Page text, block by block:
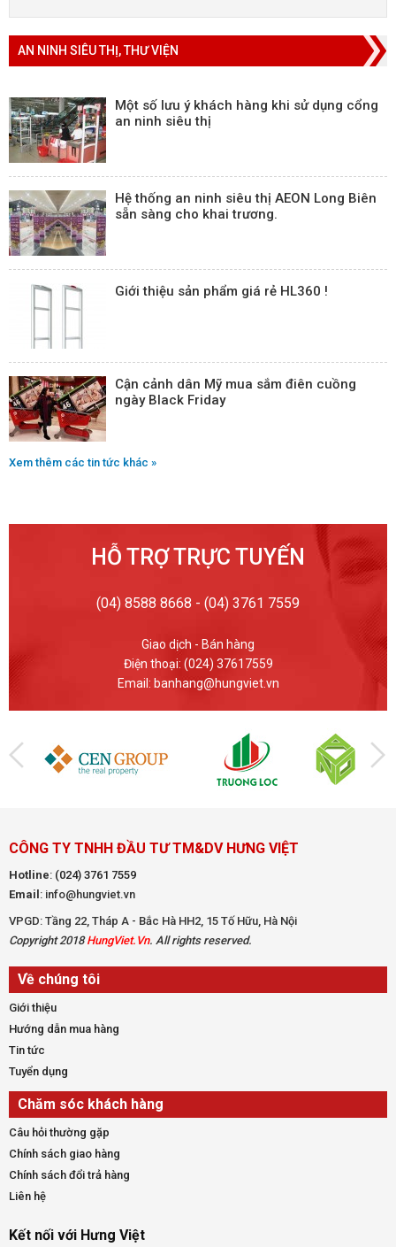
AN NINH SIÊU THỊ, THƯ VIỆN
Một số lưu ý khách hàng khi sử dụng cổng
an ninh siêu thị
Hệ thống an ninh siêu thị AEON Long Biên
sẵn sàng cho khai trương.
Giới thiệu sản phẩm giá rẻ HL360 !
Cận cảnh dân Mỹ mua sắm điên cuồng
ngày Black Friday
Xem thêm các tin tức khác »
HỖ TRỢ TRỰC TUYẾN
(04) 8588 8668 - (04) 3761 7559
Giao dịch - Bán hàng
Điện thoại: (024) 37617559
Email: banhang@hungviet.vn
CÔNG TY TNHH ĐẦU TƯ TM&DV HƯNG VIỆT
Hotline: (024) 3761 7559
Email : info@hungviet.vn
VPGD: Tầng 22, Tháp A - Bắc Hà HH2, 15 Tố Hữu, Hà Nội
Copyright 2018HungViet.Vn. All rights reserved.
Về chúng tôi
Giới thiệu
Hướng dẫn mua hàng
Tin tức
Tuyển dụng
Chăm sóc khách hàng
Câu hỏi thường gặp
Chính sách giao hàng
Chính sách đổi trả hàng
Liên hệ
Kết nối với Hưng Việt